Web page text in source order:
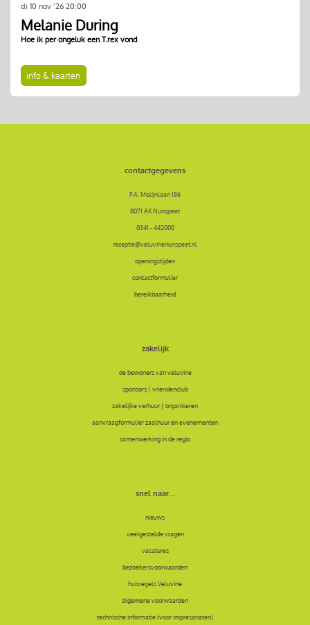
Melanie During
Hoe ik per ongeluk een T.rex vond
di 10 nov ’26 20:00
info & kaarten
contactgegevens
F.A. Molijnlaan 186
8071 AK Nunspeet
0341 - 442000
receptie@veluvinenunspeet.nl
openingstijden
contactformulier
bereikbaarheid
zakelijk
de bewoners van veluvine
sponsors | vriendenclub
zakelijke verhuur | organiseren
aanvraagformulier zaalhuur en evenementen
samenwerking in de regio
snel naar...
nieuws
veelgestelde vragen
vacatures
bezoekersvoorwaarden
huisregels Veluvine
algemene voorwaarden
technische informatie (voor impresariaten)